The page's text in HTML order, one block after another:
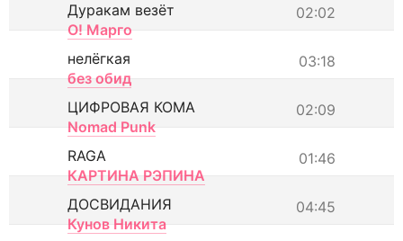
02:02
Дуракам везёт
О! Марго
03:18
нелёгкая
без обид
02:09
ЦИФРОВАЯ КОМА
Nomad Punk
01:46
RAGA
КАРТИНА РЭПИНА
04:45
ДОСВИДАНИЯ
Кунов Никита